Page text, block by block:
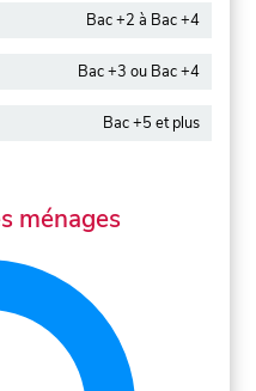
Bac +2 à Bac +4
Bac +3 ou Bac +4
Bac +5 et plus
ménages